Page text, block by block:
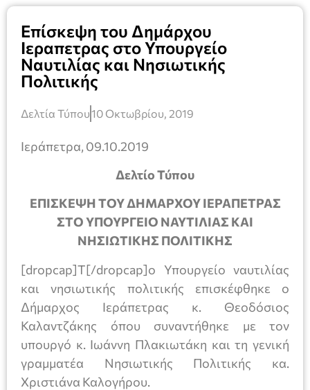
Επίσκεψη του Δημάρχου
Ιεραπετρας στο Υπουργείο
Ναυτιλίας και Νησιωτικής
Πολιτικής
Δελτία Τύπου10 Οκτωβρίου, 2019
Ιεράπετρα, 09.10.2019
Δελτίο Τύπου
ΕΠΙΣΚΕΨΗ ΤΟΥ ΔΗΜΑΡΧΟΥ ΙΕΡΑΠΕΤΡΑΣ
ΣΤΟ ΥΠΟΥΡΓΕΙΟ ΝΑΥΤΙΛΙΑΣ ΚΑΙ
ΝΗΣΙΩΤΙΚΗΣ ΠΟΛΙΤΙΚΗΣ
[dropcap]Τ[/dropcap]ο Υπουργείο ναυτιλίας
και νησιωτικής πολιτικής επισκέφθηκε ο
Δήμαρχος Ιεράπετρας κ. Θεοδόσιος
Καλαντζάκης όπου συναντήθηκε με τον
υπουργό κ. Ιωάννη Πλακιωτάκη και τη γενική
γραμματέα Νησιωτικής Πολιτικής κα.
Χριστιάνα Καλογήρου.